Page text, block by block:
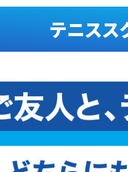
亀有
橋本
（相模原市緑区）
久喜
（久喜市）
テニスス